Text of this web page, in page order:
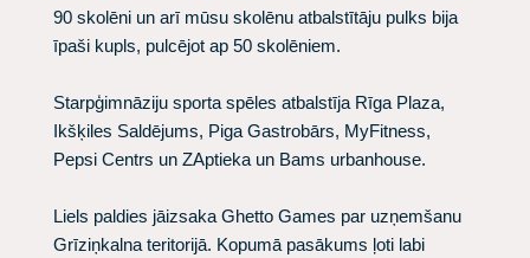
90 skolēni un arī mūsu skolēnu atbalstītāju pulks bija
īpaši kupls, pulcējot ap 50 skolēniem.
Starpģimnāziju sporta spēles atbalstīja Rīga Plaza,
Ikšķiles Saldējums, Piga Gastrobārs, MyFitness,
Pepsi Centrs un ZAptieka un Bams urbanhouse.
Liels paldies jāizsaka Ghetto Games par uzņemšanu
Grīziņkalna teritorijā. Kopumā pasākums ļoti labi